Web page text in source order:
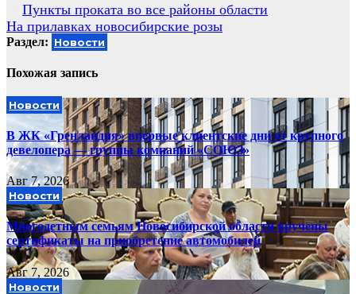
Навигация
по
записям
Пункты проката во все районы области
На прилавках новосибирские розы
Раздел: Новости
Похожая запись
Новости
В ЖК «Гренландия» впервые клиентские дни от крупного
девелопера — группы компаний «СОЮЗ»
Авг 7, 2026
Новости
Многодетным семьям Новосибирской области вручены
сертификаты на приобретение автомобилей
Авг 7, 2026
Новости